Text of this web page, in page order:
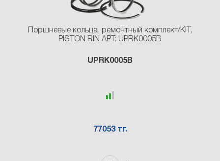
Поршневые кольца, ремонтный комплект/KIT,
PISTON RIN АРТ: UPRK0005B
UPRK0005B
77053 тг.